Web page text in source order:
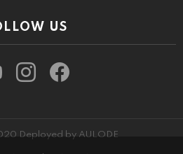
US
Deployed by AULODE